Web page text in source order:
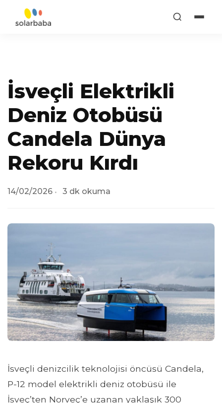
İsveçli Elektrikli
Deniz Otobüsü
Candela Dünya
Rekoru Kırdı
14/02/2026 3 dk okuma
İsveçli denizcilik teknolojisi öncüsü Candela,
P-12 model elektrikli deniz otobüsü ile
İsveç’ten Norveç’e uzanan yaklaşık 300